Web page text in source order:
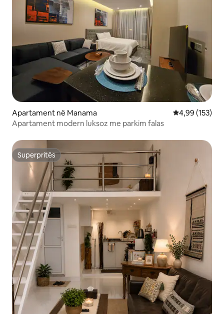
Apartament në Manama Vlerësimi
4,99 (153)
Apartament modern luksoz me parkim falas
Superpritës
Superpritës